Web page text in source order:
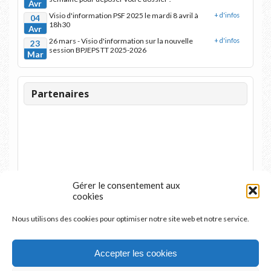
Gérer le consentement aux
cookies
Nous utilisons des cookies pour optimiser notre site web et notre service.
Accepter les cookies
Avr
04
Avr
Visio d'information PSF 2025 le mardi 8 avril à
18h30
+ d'infos
23
Mar
26 mars - Visio d'information sur la nouvelle
session BPJEPS TT 2025-2026
+ d'infos
Partenaires